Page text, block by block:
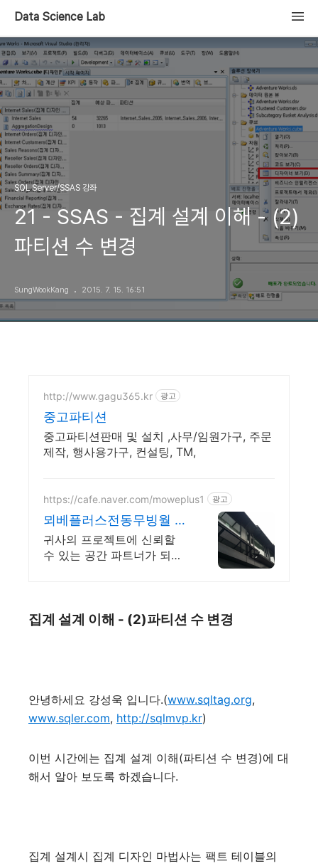
Data Science Lab
SQL Server/SSAS 강좌
21 - SSAS - 집계 설계 이해 - (2)
파티션 수 변경
SungWookKang 2015. 7. 15. 16:51
http://www.gagu365.kr 광고
중고파티션
중고파티션판매 및 설치 ,사무/임원가구, 주문
제작, 행사용가구, 컨설팅, TM,
https://cafe.naver.com/moweplus1 광고
뫼베플러스전동무빙월 전
동천창 전동무빙월 전동
칸막이 무빙월
귀사의 프로젝트에 신뢰할
수 있는 공간 파트너가 되겠
집계 설계 이해 - (2)파티션 수 변경
안녕하세요 강성욱 입니다.(www.sqltag.org,
www.sqler.com, http://sqlmvp.kr)
이번 시간에는 집계 설계 이해(파티션 수 변경)에 대
해서 알아 보도록 하겠습니다.
집계 설계시 집계 디자인 마법사는 팩트 테이블의